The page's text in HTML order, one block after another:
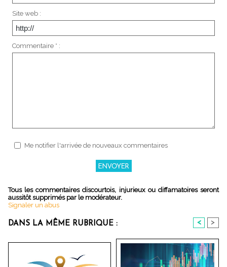
Site web :
Commentaire * :
Me notifier l'arrivée de nouveaux commentaires
Tous les commentaires discourtois, injurieux ou diffamatoires seront
aussitôt supprimés par le modérateur.
Signaler un abus
DANS LA MÊME RUBRIQUE : < >